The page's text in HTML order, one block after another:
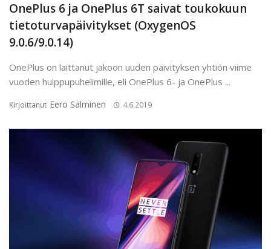
OnePlus 6 ja OnePlus 6T saivat toukokuun
tietoturvapäivitykset (OxygenOS
9.0.6/9.0.14)
OnePlus on laittanut jakoon uuden päivityksen yhtiön viime
vuoden huippupuhelimille, eli OnePlus 6- ja OnePlus ...
Kirjoittanut Eero Salminen 4.6.2019